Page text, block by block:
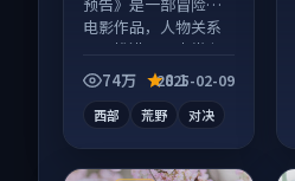
电影作品，人物关系
层层推进，尾声常有
情绪落点。
74万 8.1
2025-02-09
西部 荒野 对决